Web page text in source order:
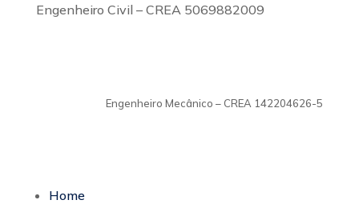
Engenheiro Civil – CREA 5069882009
Engenheiro Mecânico – CREA 142204626-5
Home